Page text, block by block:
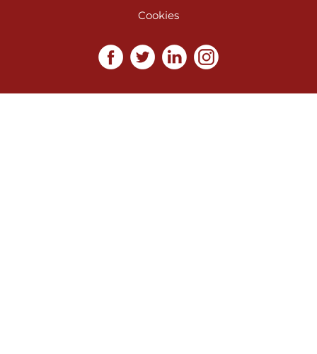
Cookies